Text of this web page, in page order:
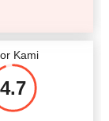
Kami
4.7